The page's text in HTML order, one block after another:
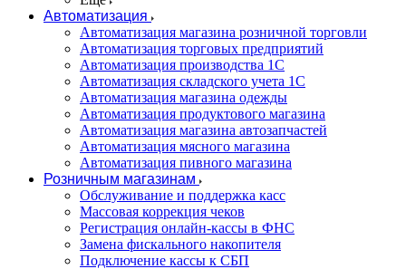
Автоматизация
Автоматизация магазина розничной торговли
Автоматизация торговых предприятий
Автоматизация производства 1С
Автоматизация складского учета 1C
Автоматизация магазина одежды
Автоматизация продуктового магазина
Автоматизация магазина автозапчастей
Автоматизация мясного магазина
Автоматизация пивного магазина
Розничным магазинам
Обслуживание и поддержка касс
Массовая коррекция чеков
Регистрация онлайн-кассы в ФНС
Замена фискального накопителя
Подключение кассы к СБП